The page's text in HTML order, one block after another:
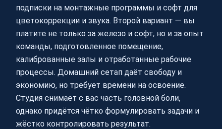
подписки на монтажные программы и софт для
цветокоррекции и звука. Второй вариант — вы
платите не только за железо и софт, но и за опыт
команды, подготовленное помещение,
калиброванные залы и отработанные рабочие
процессы. Домашний сетап даёт свободу и
экономию, но требует времени на освоение.
Студия снимает с вас часть головной боли,
однако придётся чётко формулировать задачи и
жёстко контролировать результат.